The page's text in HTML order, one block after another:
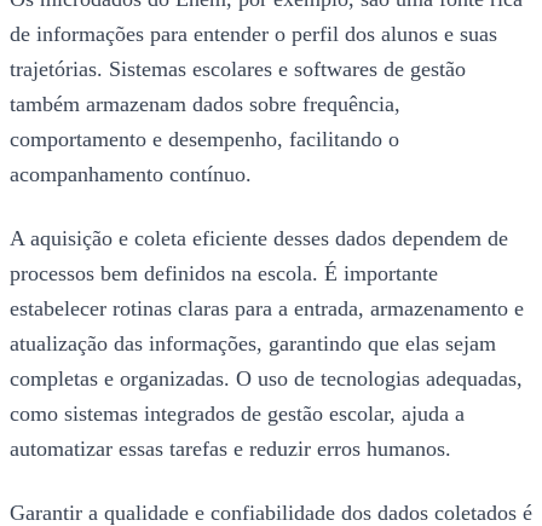
de informações para entender o perfil dos alunos e suas
trajetórias. Sistemas escolares e softwares de gestão
também armazenam dados sobre frequência,
comportamento e desempenho, facilitando o
acompanhamento contínuo.
A aquisição e coleta eficiente desses dados dependem de
processos bem definidos na escola. É importante
estabelecer rotinas claras para a entrada, armazenamento e
atualização das informações, garantindo que elas sejam
completas e organizadas. O uso de tecnologias adequadas,
como sistemas integrados de gestão escolar, ajuda a
automatizar essas tarefas e reduzir erros humanos.
Garantir a qualidade e confiabilidade dos dados coletados é